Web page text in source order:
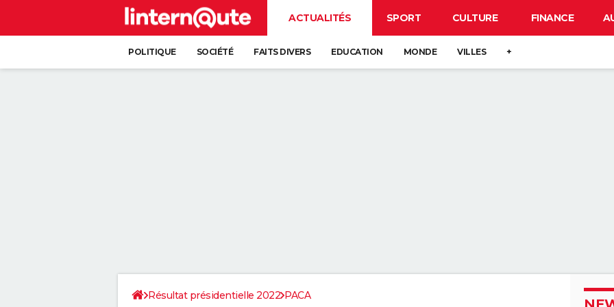
ACTUALITÉS SPORT CULTURE FINANCE
POLITIQUE SOCIÉTÉ FAITS DIVERS EDUCATION MONDE VILLES +
Résultat présidentielle 2022 PACA